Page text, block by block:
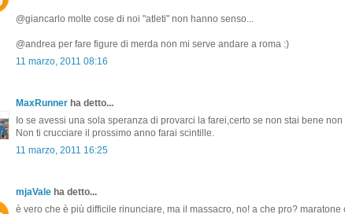
@giancarlo molte cose di noi "atleti" non hanno senso...
@andrea per fare figure di merda non mi serve andare a roma :)
11 marzo, 2011 08:16
MaxRunner ha detto...
Io se avessi una sola speranza di provarci la farei,certo se non stai bene
Non ti crucciare il prossimo anno farai scintille.
11 marzo, 2011 16:25
mjaVale ha detto...
è vero che è più difficile rinunciare, ma il massacro, no! a che pro? maratone